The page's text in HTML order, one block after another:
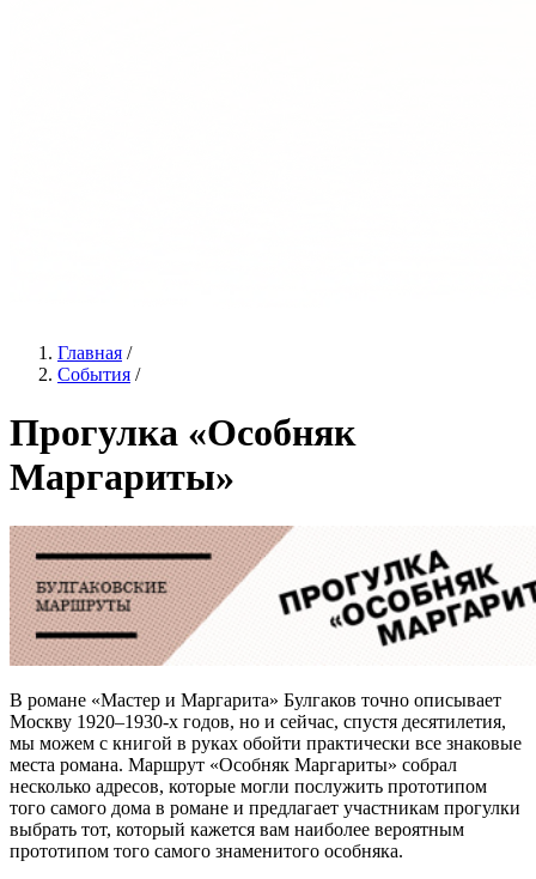
Главная /
События /
Прогулка «Особняк
Маргариты»
В романе «Мастер и Маргарита» Булгаков точно описывает
Москву 1920–1930-х годов, но и сейчас, спустя десятилетия,
мы можем с книгой в руках обойти практически все знаковые
места романа. Маршрут «Особняк Маргариты» собрал
несколько адресов, которые могли послужить прототипом
того самого дома в романе и предлагает участникам прогулки
выбрать тот, который кажется вам наиболее вероятным
прототипом того самого знаменитого особняка.